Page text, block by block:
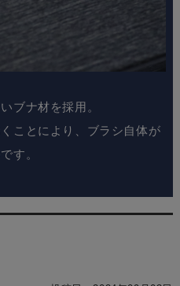
ブナ材を採用。
ことにより、ブラシ自体が
す。